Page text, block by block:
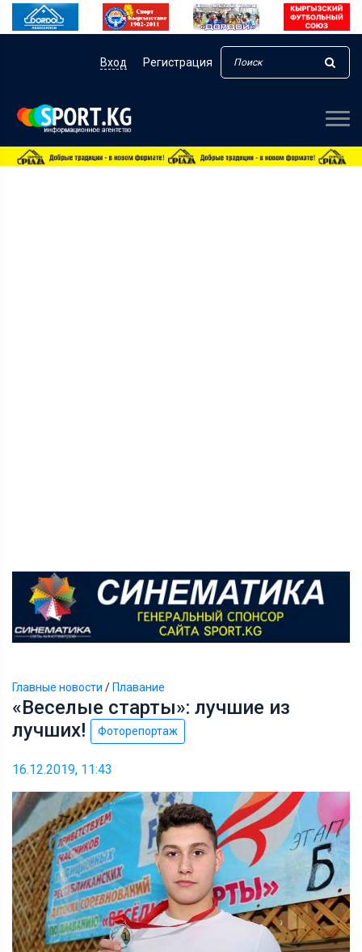
Вход Регистрация
Главные новости / Плавание
«Веселые старты»: лучшие из
лучших!
Фоторепортаж
16.12.2019, 11:43